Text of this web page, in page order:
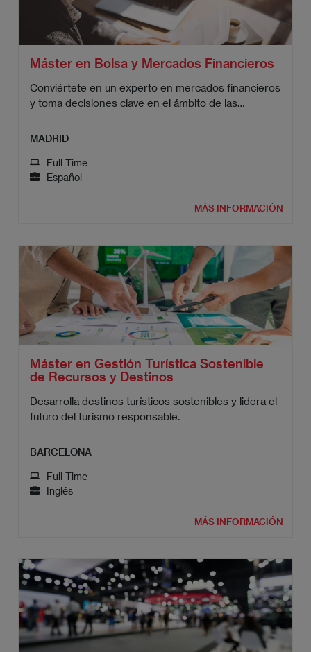
Máster en Bolsa y Mercados Financieros
Conviértete en un experto en mercados financieros
y toma decisiones clave en el ámbito de las
MADRID
Full Time
Español
MÁS INFORMACIÓN
Máster en Gestión Turística Sostenible
de Recursos y Destinos
Desarrolla destinos turísticos sostenibles y lidera el
futuro del turismo responsable.
BARCELONA
Full Time
Inglés
MÁS INFORMACIÓN